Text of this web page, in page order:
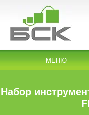
МЕНЮ
Набор